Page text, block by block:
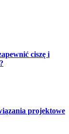
ciszę i
projektowe